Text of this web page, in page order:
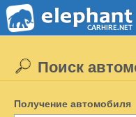
Поиск
Получение автомобиля